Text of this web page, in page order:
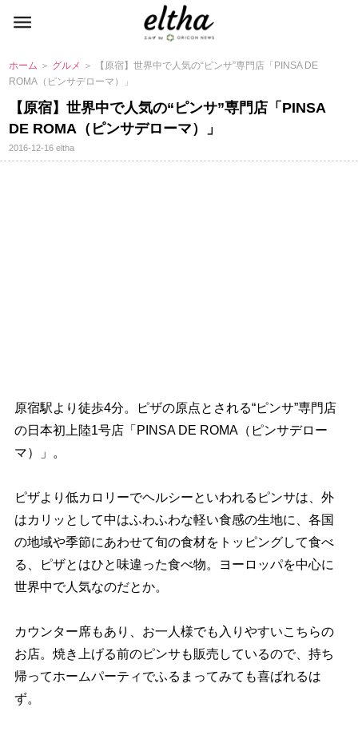
ホーム ＞ グルメ ＞ 【原宿】世界中で人気の“ピンサ”専門店「PINSA DE
ROMA（ピンサデローマ）」
【原宿】世界中で人気の“ピンサ”専門店「PINSA
DE ROMA（ピンサデローマ）」
2016-12-16eltha
原宿駅より徒歩4分。ピザの原点とされる“ピンサ”専門店
の日本初上陸1号店「PINSA DE ROMA（ピンサデロー
マ）」。
ピザより低カロリーでヘルシーといわれるピンサは、外
はカリッとして中はふわふわな軽い食感の生地に、各国
の地域や季節にあわせて旬の食材をトッピングして食べ
る、ピザとはひと味違った食べ物。ヨーロッパを中心に
世界中で人気なのだとか。
カウンター席もあり、お一人様でも入りやすいこちらの
お店。焼き上げる前のピンサも販売しているので、持ち
帰ってホームパーティでふるまってみても喜ばれるは
ず。